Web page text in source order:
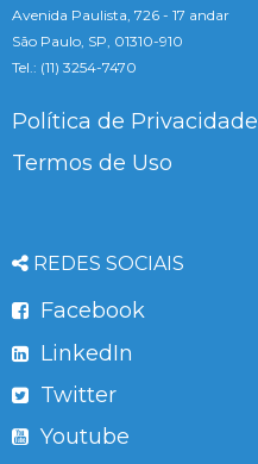
Avenida Paulista, 726 - 17 andar
São Paulo, SP, 01310-910
Tel.: (11) 3254-7470
Política de Privacidade
Termos de Uso
REDES SOCIAIS
Facebook
LinkedIn
Twitter
Youtube